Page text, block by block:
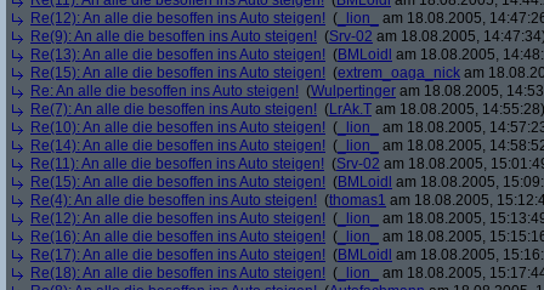
Re(12): An alle die besoffen ins Auto steigen! ( _lion_
am 18.08.2005,
Re(9): An alle die besoffen ins Auto steigen! (Srv-02 am 18.08.2005,
Re(13): An alle die besoffen ins Auto steigen! (BMLoidl am 18.08.2005,
Re(15): An alle die besoffen ins Auto steigen! (extrem_oaga_nick am
Re: An alle die besoffen ins Auto steigen! (Wulpertinger am 18.08.2005,
Re(7): An alle die besoffen ins Auto steigen! (LrAk.T am 18.08.2005, 14:55:28)
Re(10): An alle die besoffen ins Auto steigen! ( _lion_
am 18.08.2005,
Re(14): An alle die besoffen ins Auto steigen! ( _lion_
am 18.08.2005,
Re(11): An alle die besoffen ins Auto steigen! (Srv-02 am 18.08.2005,
Re(15): An alle die besoffen ins Auto steigen! (BMLoidl am 18.08.2005,
Re(4): An alle die besoffen ins Auto steigen! (thomas1 am 18.08.2005,
Re(12): An alle die besoffen ins Auto steigen! ( _lion_
am 18.08.2005,
Re(16): An alle die besoffen ins Auto steigen! ( _lion_
am 18.08.2005,
Re(17): An alle die besoffen ins Auto steigen! (BMLoidl am 18.08.2005,
Re(18): An alle die besoffen ins Auto steigen! ( _lion_
am 18.08.2005,